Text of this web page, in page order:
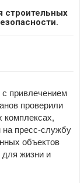
строительных
привлечением
проверили
комплексах,
пресс-службу
объектов
жизни и